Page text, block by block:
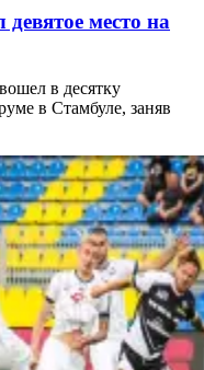
место на
в десятку
в Стамбуле, заняв